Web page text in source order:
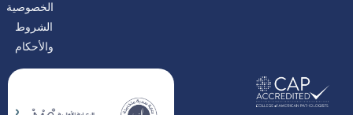
الخصوصية
الشروط
والأحكام